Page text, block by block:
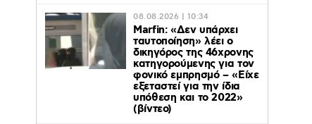
08.08.2026 | 10:34
Marfin: «Δεν υπάρχει
ταυτοποίηση» λέει ο
δικηγόρος της 46χρονης
κατηγορούμενης για τον
φονικό εμπρησμό – «Είχε
εξεταστεί για την ίδια
υπόθεση και το 2022»
(βίντεο)